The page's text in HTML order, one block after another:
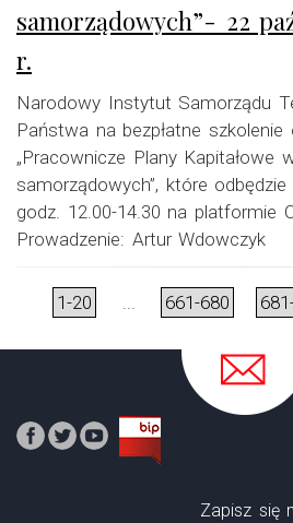
samorządowych”- 22
r.
Narodowy Instytut Samorządu
Państwa na bezpłatne szkolenie
„Pracownicze Plany Kapitałowe
samorządowych”, które
godz. 12.00-14.30 na platformie
Prowadzenie: Artur Wdowczyk
1-20 ... 661-680
Zapisz się